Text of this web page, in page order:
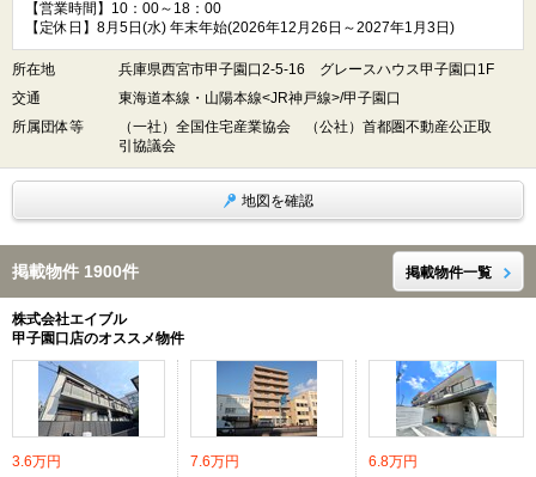
【営業時間】10：00～18：00
【定休日】8月5日(水) 年末年始(2026年12月26日～2027年1月3日)
所在地
兵庫県西宮市甲子園口2-5-16 グレースハウス甲子園口1F
交通
東海道本線・山陽本線<JR神戸線>/甲子園口
所属団体等
（一社）全国住宅産業協会 （公社）首都圏不動産公正取
引協議会
地図を確認
掲載物件 1900件 掲載物件一覧
株式会社エイブル
甲子園口店のオススメ物件
3.6万円 7.6万円 6.8万円